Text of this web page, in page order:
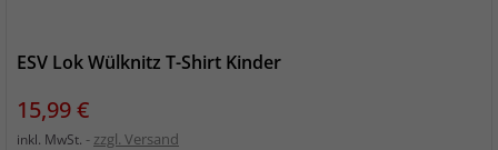
ESV Lok Wülknitz T-Shirt Kinder
Preis
15,99 €
inkl. MwSt. zzgl. Versand